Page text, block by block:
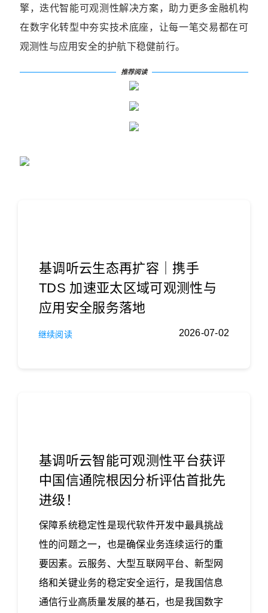
擎，迭代智能可观测性解决方案，助力更多金融机构
在数字化转型中夯实技术底座，让每一笔交易都在可
观测性与应用安全的护航下稳健前行。
推荐阅读
基调听云生态再扩容｜携手
TDS 加速亚太区域可观测性与
应用安全服务落地
2026-07-02
继续阅读
基调听云智能可观测性平台获评
中国信通院根因分析评估首批先
进级！
保障系统稳定性是现代软件开发中最具挑战
性的问题之一，也是确保业务连续运行的重
要因素。云服务、大型互联网平台、新型网
络和关键业务的稳定安全运行，是我国信息
通信行业高质量发展的基石，也是我国数字